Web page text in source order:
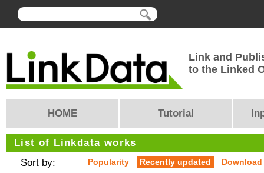
Link and
to the Linked
HOME Tutorial
List of Linkdata works
Sort by:
Popularity Recently updated